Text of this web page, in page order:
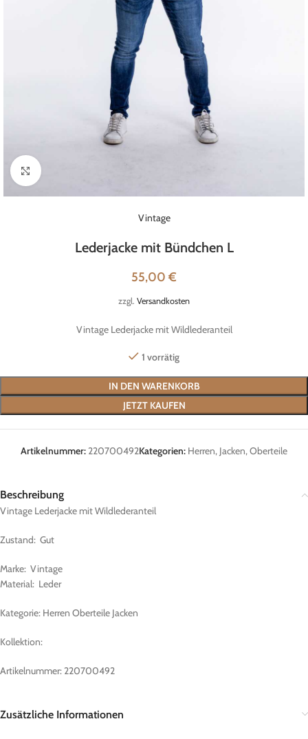
Klick zum Vergrößern
Vintage
Lederjacke mit Bündchen L
55,00 €
zzgl. Versandkosten
Vintage Lederjacke mit Wildlederanteil
1 vorrätig
IN DEN WARENKORB
JETZT KAUFEN
Artikelnummer: 220700492Kategorien: Herren, Jacken,Oberteile
Beschreibung
Vintage Lederjacke mit Wildlederanteil
Zustand: Gut
Marke: Vintage
Material: Leder
Kategorie: Herren Oberteile Jacken
Kollektion:
Artikelnummer: 220700492
Zusätzliche Informationen